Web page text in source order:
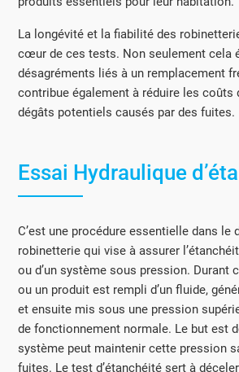
La longévité et la fiabilité des
cœur de ces tests. Non seulement cela
désagréments liés à un remplacement
contribue également à réduire les coûts
dégâts potentiels causés par des fuites.
Essai Hydraulique
C’est une procédure essentielle dans le
robinetterie qui vise à assurer
ou d’un système sous pression. Durant
ou un produit est rempli d’un fluide,
et ensuite mis sous une pression
de fonctionnement normale. Le but est
système peut maintenir cette pression
fuites. Le test d’étanchéité sert à